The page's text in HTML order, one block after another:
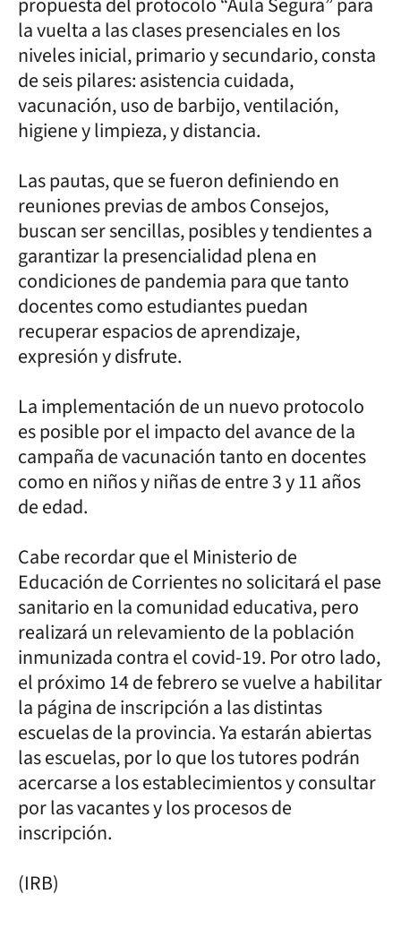
la vuelta a las clases presenciales en los
niveles inicial, primario y secundario, consta
de seis pilares: asistencia cuidada,
vacunación, uso de barbijo, ventilación,
higiene y limpieza, y distancia.
Las pautas, que se fueron definiendo en
reuniones previas de ambos Consejos,
buscan ser sencillas, posibles y tendientes a
garantizar la presencialidad plena en
condiciones de pandemia para que tanto
docentes como estudiantes puedan
recuperar espacios de aprendizaje,
expresión y disfrute.
La implementación de un nuevo protocolo
es posible por el impacto del avance de la
campaña de vacunación tanto en docentes
como en niños y niñas de entre 3 y 11 años
de edad.
Cabe recordar que el Ministerio de
Educación de Corrientes no solicitará el pase
sanitario en la comunidad educativa, pero
realizará un relevamiento de la población
inmunizada contra el covid-19. Por otro lado,
el próximo 14 de febrero se vuelve a habilitar
la página de inscripción a las distintas
escuelas de la provincia. Ya estarán abiertas
las escuelas, por lo que los tutores podrán
acercarse a los establecimientos y consultar
por las vacantes y los procesos de
inscripción.
(IRB)